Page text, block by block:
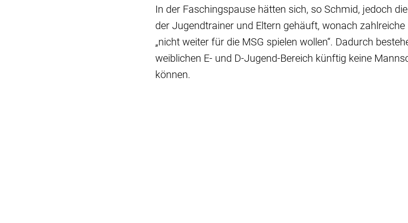
In der Faschingspause hätten sich, so Schmid, jedoch
der Jugendtrainer und Eltern gehäuft, wonach
„nicht weiter für die MSG spielen wollen“. Dadurch
weiblichen E- und D-Jugend-Bereich künftig keine
können.